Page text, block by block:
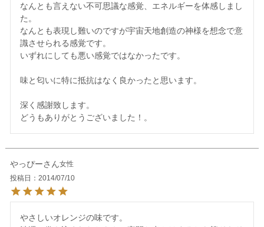
なんとも言えない不可思議な感覚、エネルギーを体感しまし
た。
なんとも表現し難いのですが宇宙天地創造の神様を想念で意
識させられる感覚です。
いずれにしても悪い感覚ではなかったです。
味と匂いに特に抵抗はなく良かったと思います。
深く感謝致します。
やっぴー
女性
投稿日
2014/07/10
やさしいオレンジの味です。